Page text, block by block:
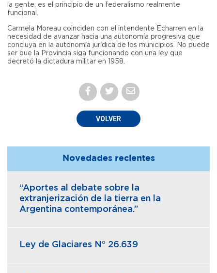
la gente; es el principio de un federalismo realmente
funcional.
Carmela Moreau coinciden con el intendente Echarren en la
necesidad de avanzar hacia una autonomía progresiva que
concluya en la autonomía jurídica de los municipios. No puede
ser que la Provincia siga funcionando con una ley que
decretó la dictadura militar en 1958.
VOLVER
Novedades recientes
“Aportes al debate sobre la
extranjerización de la tierra en la
Argentina contemporánea.”
Ley de Glaciares N° 26.639